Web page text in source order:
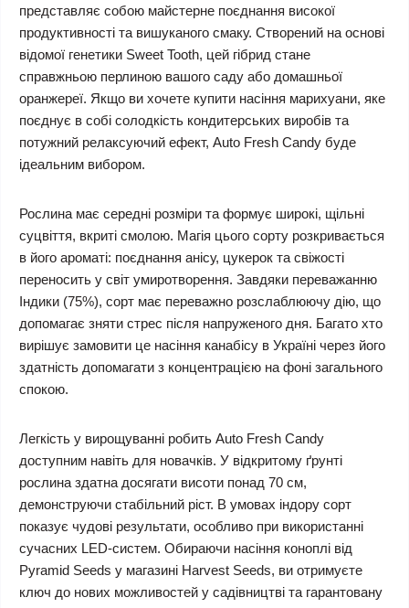
представляє собою майстерне поєднання високої
продуктивності та вишуканого смаку. Створений на основі
відомої генетики Sweet Tooth, цей гібрид стане
справжньою перлиною вашого саду або домашньої
оранжереї. Якщо ви хочете купити насіння марихуани, яке
поєднує в собі солодкість кондитерських виробів та
потужний релаксуючий ефект, Auto Fresh Candy буде
ідеальним вибором.
Рослина має середні розміри та формує широкі, щільні
суцвіття, вкриті смолою. Магія цього сорту розкривається
в його ароматі: поєднання анісу, цукерок та свіжості
переносить у світ умиротворення. Завдяки переважанню
Індики (75%), сорт має переважно розслаблюючу дію, що
допомагає зняти стрес після напруженого дня. Багато хто
вирішує замовити це насіння канабісу в Україні через його
здатність допомагати з концентрацією на фоні загального
спокою.
Легкість у вирощуванні робить Auto Fresh Candy
доступним навіть для новачків. У відкритому ґрунті
рослина здатна досягати висоти понад 70 см,
демонструючи стабільний ріст. В умовах індору сорт
показує чудові результати, особливо при використанні
сучасних LED-систем. Обираючи насіння коноплі від
Pyramid Seeds у магазині Harvest Seeds, ви отримуєте
ключ до нових можливостей у садівництві та гарантовану